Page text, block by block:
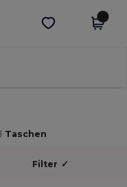
App holen
Taschen
Filter ✓